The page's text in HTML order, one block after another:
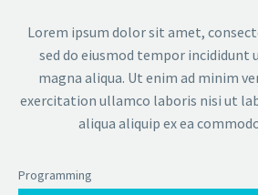
Lorem ipsum dolor sit amet,
sed do eiusmod tempor incididunt
magna aliqua. Ut enim ad minim
exercitation ullamco laboris nisi ut
aliqua aliquip ex ea
Programming